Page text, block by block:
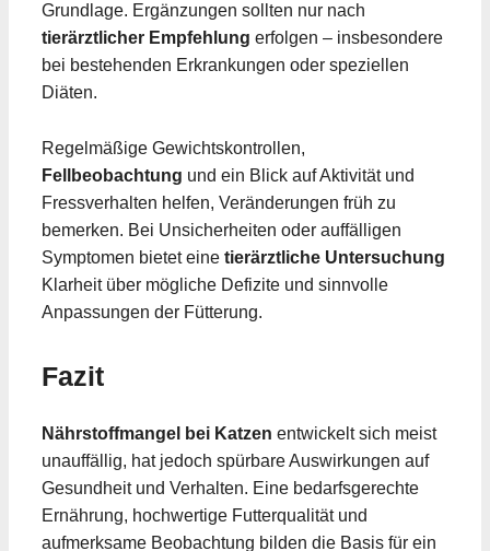
Grundlage. Ergänzungen sollten nur nach
tierärztlicher Empfehlung erfolgen – insbesondere
bei bestehenden Erkrankungen oder speziellen
Diäten.
Regelmäßige Gewichtskontrollen,
Fellbeobachtung und ein Blick auf Aktivität und
Fressverhalten helfen, Veränderungen früh zu
bemerken. Bei Unsicherheiten oder auffälligen
Symptomen bietet eine tierärztliche Untersuchung
Klarheit über mögliche Defizite und sinnvolle
Anpassungen der Fütterung.
Fazit
Nährstoffmangel bei Katzen entwickelt sich meist
unauffällig, hat jedoch spürbare Auswirkungen auf
Gesundheit und Verhalten. Eine bedarfsgerechte
Ernährung, hochwertige Futterqualität und
aufmerksame Beobachtung bilden die Basis für ein